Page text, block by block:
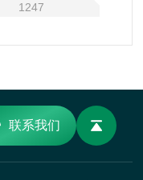
1247
联系我们